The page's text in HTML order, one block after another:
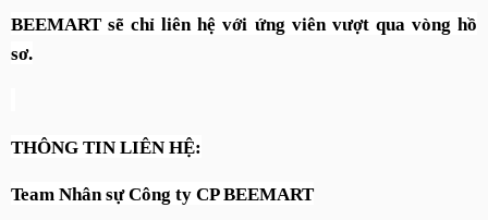
BEEMART sẽ chỉ liên hệ với ứng viên vượt qua vòng hồ
sơ.
THÔNG TIN LIÊN HỆ:
Team Nhân sự Công ty CP BEEMART